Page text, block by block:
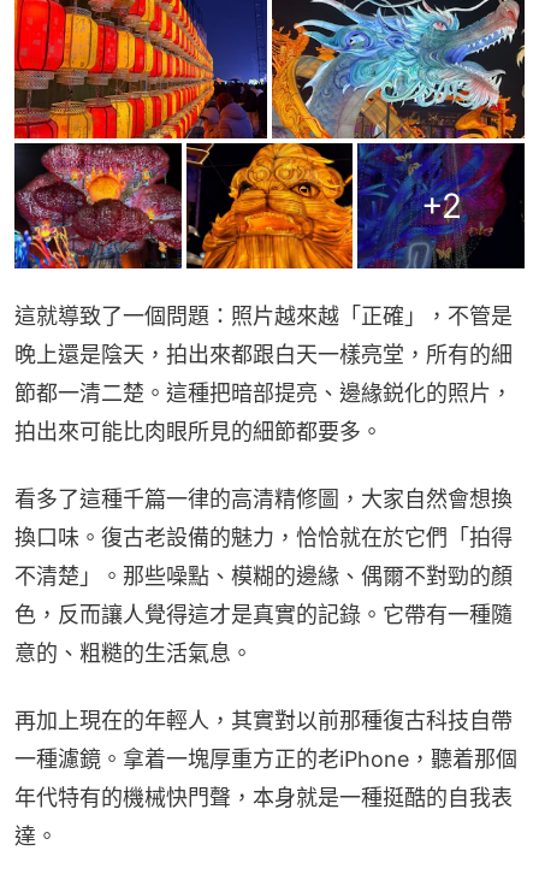
+2
這就導致了一個問題：照片越來越「正確」，不管是
晚上還是陰天，拍出來都跟白天一樣亮堂，所有的細
節都一清二楚。這種把暗部提亮、邊緣鋭化的照片，
拍出來可能比肉眼所見的細節都要多。
看多了這種千篇一律的高清精修圖，大家自然會想換
換口味。復古老設備的魅力，恰恰就在於它們「拍得
不清楚」。那些噪點、模糊的邊緣、偶爾不對勁的顏
色，反而讓人覺得這才是真實的記錄。它帶有一種隨
意的、粗糙的生活氣息。
再加上現在的年輕人，其實對以前那種復古科技自帶
一種濾鏡。拿着一塊厚重方正的老iPhone，聽着那個
年代特有的機械快門聲，本身就是一種挺酷的自我表
達。